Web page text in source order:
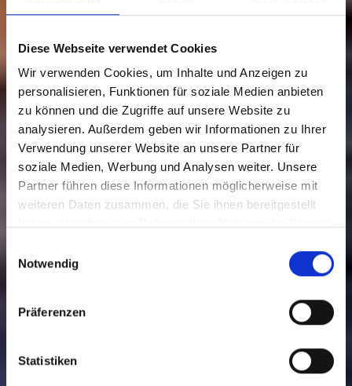
Diese Webseite verwendet Cookies
Wir verwenden Cookies, um Inhalte und Anzeigen zu
personalisieren, Funktionen für soziale Medien anbieten
zu können und die Zugriffe auf unsere Website zu
analysieren. Außerdem geben wir Informationen zu Ihrer
Verwendung unserer Website an unsere Partner für
soziale Medien, Werbung und Analysen weiter. Unsere
Partner führen diese Informationen möglicherweise mit
weiteren Daten zusammen, die Sie ihnen bereitgestellt
Notwendig
Präferenzen
Statistiken
Veranstaltungen